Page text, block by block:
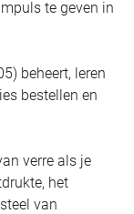
te geven in
beheert, leren
bestellen en
verre als je
het
van